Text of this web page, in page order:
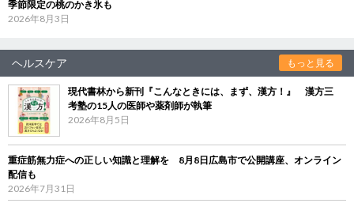
季節限定の桃のかき氷も
2026年8月3日
ヘルスケア もっと見る
現代書林から新刊『こんなときには、まず、漢方！』 漢方三
考塾の15人の医師や薬剤師が執筆
2026年8月5日
重症筋無力症への正しい知識と理解を 8月8日広島市で公開講座、オンライン
配信も
2026年7月31日